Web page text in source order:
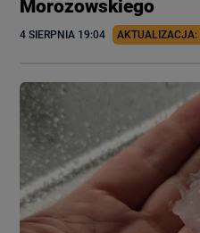
Morozowskiego
4 SIERPNIA 19:04 AKTUALIZACJA: